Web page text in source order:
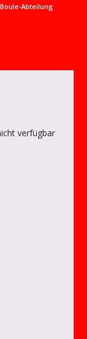
Abteilung
verfügbar